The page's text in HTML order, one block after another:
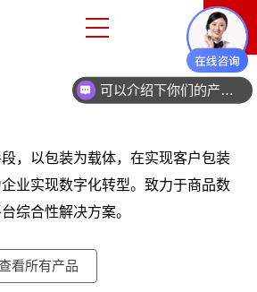
，以包装为载体，在实现客户包装
业实现数字化转型。致力于商品数
综合性解决方案。
看所有产品
可以介绍下你们的产品么